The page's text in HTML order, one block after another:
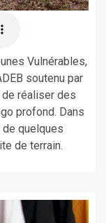
Vulnérables,
soutenu par
de réaliser des
profond. Dans
quelques
de terrain.